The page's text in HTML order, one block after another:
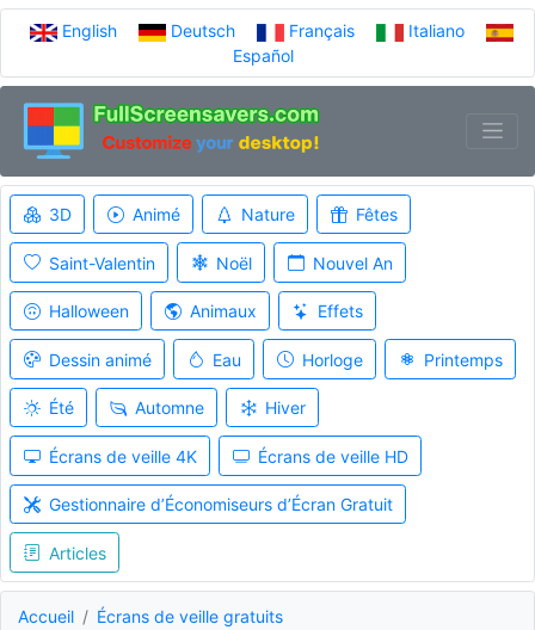
English Deutsch Français
Italiano
Español
3D Animé Nature Fêtes
Saint-Valentin Noël Nouvel An
Halloween Animaux Effets
Dessin animé Eau Horloge Printemps
Été Automne Hiver
Écrans de veille 4K Écrans de veille HD
Gestionnaire d’Économiseurs d’Écran Gratuit
Articles
Accueil
Écrans de veille gratuits